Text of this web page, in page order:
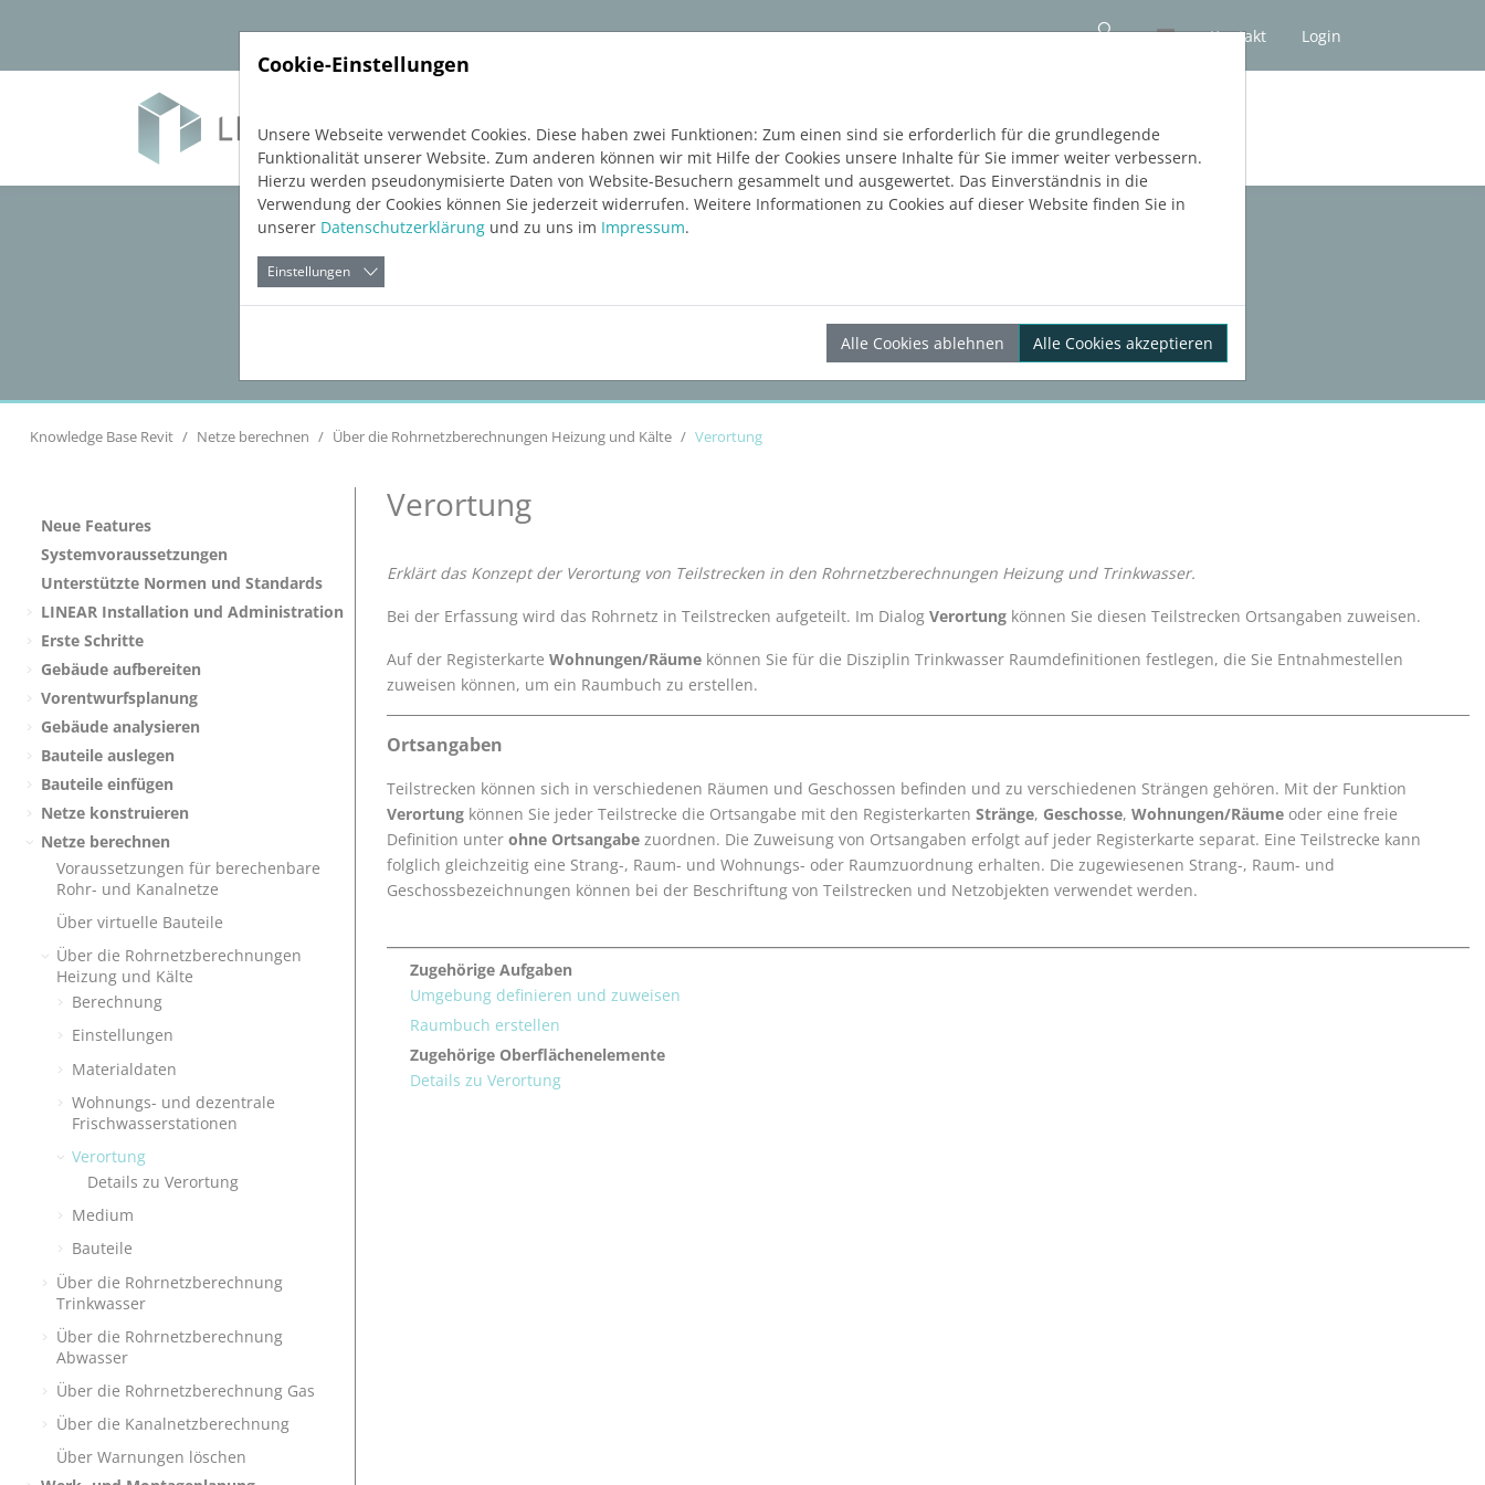
Kontakt
Login
Software Services Blog Content Hub KOSTENLOS TESTEN
LINEAR Solutions 23 für Revit
Knowledge Base Revit Netze berechnen Über die Rohrnetzberechnungen Heizung und Kälte Verortung
Neue Features
Systemvoraussetzungen
Unterstützte Normen und Standards
LINEAR Installation und Administration
Erste Schritte
Gebäude aufbereiten
Vorentwurfsplanung
Gebäude analysieren
Bauteile auslegen
Bauteile einfügen
Netze konstruieren
Netze berechnen
Voraussetzungen für berechenbare
Rohr- und Kanalnetze
Über virtuelle Bauteile
Über die Rohrnetzberechnungen
Heizung und Kälte
Berechnung
Einstellungen
Materialdaten
Wohnungs- und dezentrale
Frischwasserstationen
Verortung
Details zu Verortung
Medium
Bauteile
Über die Rohrnetzberechnung
Trinkwasser
Über die Rohrnetzberechnung
Abwasser
Über die Rohrnetzberechnung Gas
Über die Kanalnetzberechnung
Über Warnungen löschen
Verortung
Erklärt das Konzept der Verortung von Teilstrecken in den Rohrnetzberechnungen Heizung und Trinkwasser.
Bei der Erfassung wird das Rohrnetz in Teilstrecken aufgeteilt. Im Dialog Verortung können Sie diesen Teilstrecken Ortsangaben zuweisen.
Auf der Registerkarte Wohnungen/Räume können Sie für die Disziplin Trinkwasser Raumdefinitionen festlegen, die Sie Entnahmestellen
zuweisen können, um ein Raumbuch zu erstellen.
Ortsangaben
Teilstrecken können sich in verschiedenen Räumen und Geschossen befinden und zu verschiedenen Strängen gehören. Mit der Funktion
Verortung können Sie jeder Teilstrecke die Ortsangabe mit den Registerkarten Stränge, Geschosse, Wohnungen/Räume oder eine freie
Definition unter ohne Ortsangabe zuordnen. Die Zuweisung von Ortsangaben erfolgt auf jeder Registerkarte separat. Eine Teilstrecke kann
folglich gleichzeitig eine Strang-, Raum- und Wohnungs- oder Raumzuordnung erhalten. Die zugewiesenen Strang-, Raum- und
Geschossbezeichnungen können bei der Beschriftung von Teilstrecken und Netzobjekten verwendet werden.
Zugehörige Aufgaben
Umgebung definieren und zuweisen
Raumbuch erstellen
Zugehörige Oberflächenelemente
Details zu Verortung
Cookie-Einstellungen
Unsere Webseite verwendet Cookies. Diese haben zwei Funktionen: Zum einen sind sie erforderlich für die grundlegende
Funktionalität unserer Website. Zum anderen können wir mit Hilfe der Cookies unsere Inhalte für Sie immer weiter verbessern.
Hierzu werden pseudonymisierte Daten von Website-Besuchern gesammelt und ausgewertet. Das Einverständnis in die
Verwendung der Cookies können Sie jederzeit widerrufen. Weitere Informationen zu Cookies auf dieser Website finden Sie in
unserer Datenschutzerklärung und zu uns im Impressum.
Einstellungen
Alle Cookies ablehnen Alle Cookies akzeptieren